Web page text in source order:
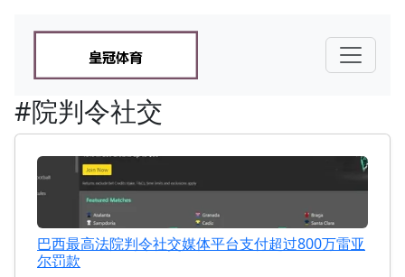
#院判令社交
巴西最高法院判令社交媒体平台支付超过800万雷亚
尔罚款